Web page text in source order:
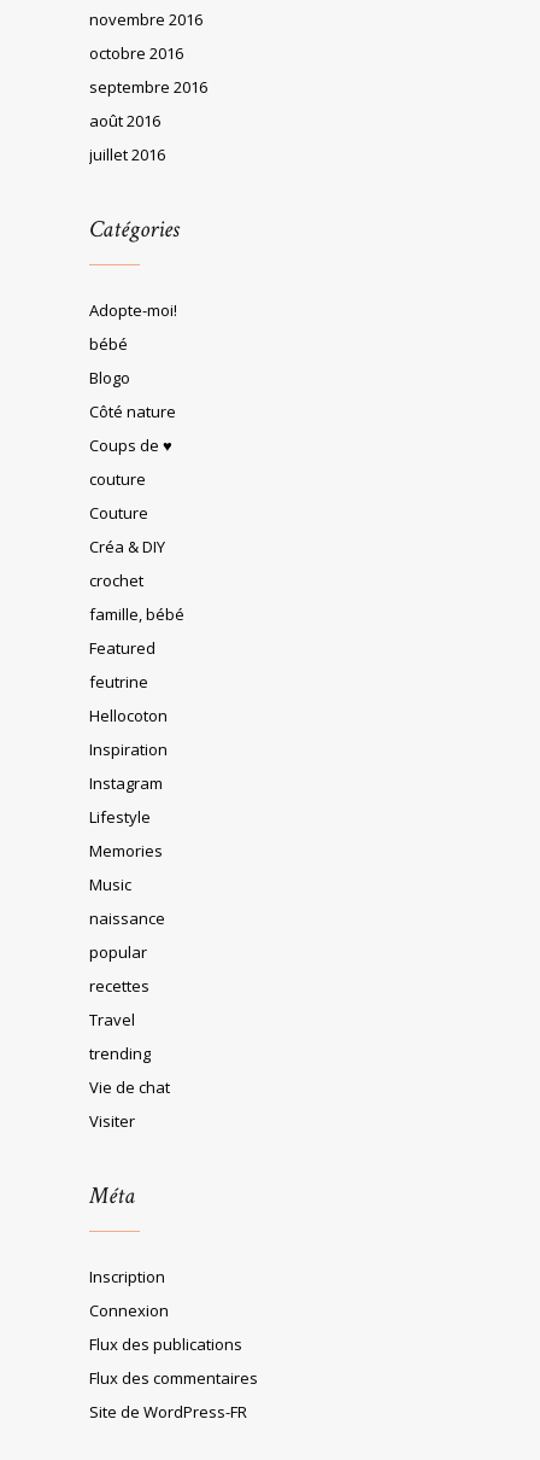
novembre 2016
octobre 2016
septembre 2016
août 2016
juillet 2016
Catégories
Adopte-moi!
bébé
Blogo
Côté nature
Coups de ♥
couture
Couture
Créa & DIY
crochet
famille, bébé
Featured
feutrine
Hellocoton
Inspiration
Instagram
Lifestyle
Memories
Music
naissance
popular
recettes
Travel
trending
Vie de chat
Visiter
Méta
Inscription
Connexion
Flux des publications
Flux des commentaires
Site de WordPress-FR